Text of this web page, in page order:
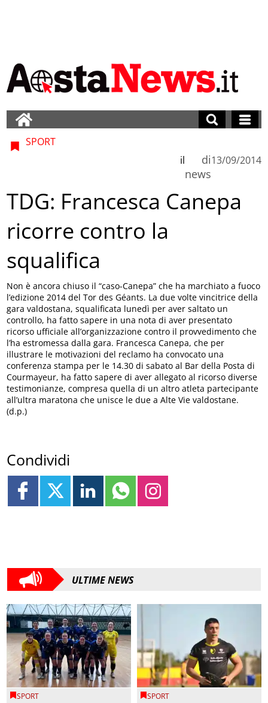
SPORT
di
news
il 13/09/2014
TDG: Francesca Canepa
ricorre contro la
squalifica
Non è ancora chiuso il “caso-Canepa” che ha marchiato a fuoco
l’edizione 2014 del Tor des Géants. La due volte vincitrice della
gara valdostana, squalificata lunedì per aver saltato un
controllo, ha fatto sapere in una nota di aver presentato
ricorso ufficiale all’organizzazione contro il provvedimento che
l’ha estromessa dalla gara. Francesca Canepa, che per
illustrare le motivazioni del reclamo ha convocato una
conferenza stampa per le 14.30 di sabato al Bar della Posta di
Courmayeur, ha fatto sapere di aver allegato al ricorso diverse
testimonianze, compresa quella di un altro atleta partecipante
all’ultra maratona che unisce le due a Alte Vie valdostane.
(d.p.)
Condividi
ULTIME NEWS
SPORT SPORT